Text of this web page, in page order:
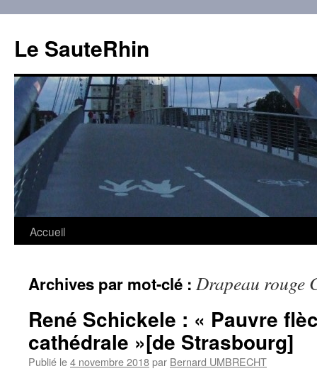
contenu
Le SauteRhin
Accueil
Archives par mot-clé : Drapeau rouge
René Schickele : « Pauvre
cathédrale »[de Strasbourg]
Publié le4 novembre 2018par Bernard UMBRECHT